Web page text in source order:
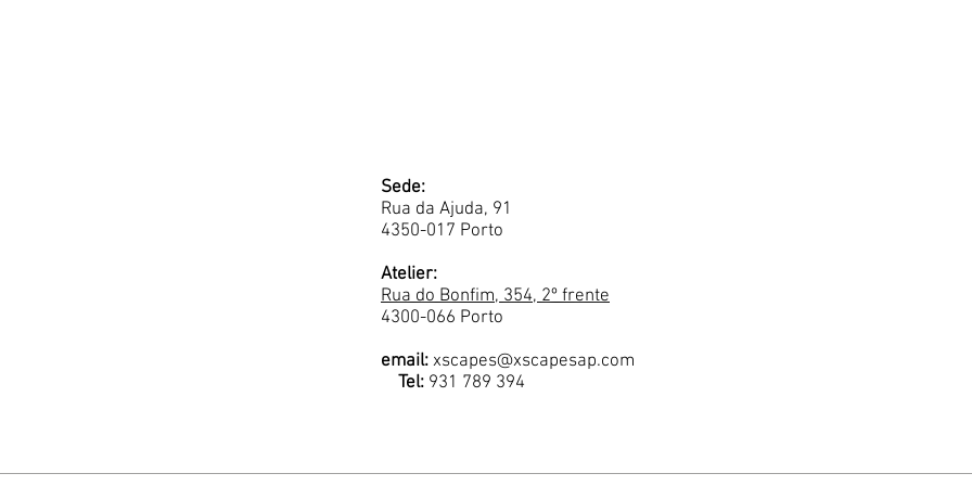
Sede:
Rua da Ajuda, 91
4350-017 Porto
Atelier:
Rua do Bonfim, 354, 2º frente
4300-066 Porto
email: xscapes@xscapesap.com
Tel: 931 789 394